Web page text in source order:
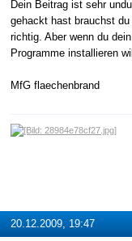
Dein Beitrag ist sehr
gehackt hast brauchst
richtig. Aber wenn du
Programme installieren
MfG flaechenbrand
20.12.2009, 19:47